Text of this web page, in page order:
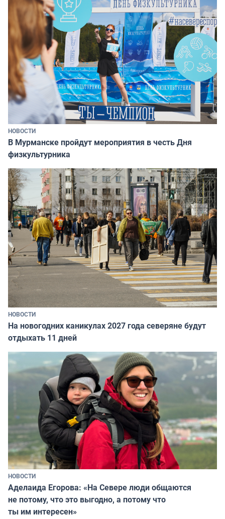
НОВОСТИ
В Мурманске пройдут мероприятия в честь Дня
физкультурника
НОВОСТИ
На новогодних каникулах 2027 года северяне будут
отдыхать 11 дней
НОВОСТИ
Аделаида Егорова: «На Севере люди общаются
не потому, что это выгодно, а потому что
ты им интересен»